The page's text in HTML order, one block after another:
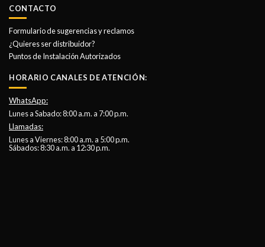
CONTACTO
Formulario de sugerencias y reclamos
¿Quieres ser distribuidor?
Puntos de Instalación Autorizados
HORARIO CANALES DE ATENCIÓN:
WhatsApp:
Lunes a Sabado: 8:00 a.m. a 7:00 p.m.
Llamadas:
Lunes a Viernes: 8:00 a.m. a 5:00 p.m.
Sábados: 8:30 a.m. a 12:30 p.m.